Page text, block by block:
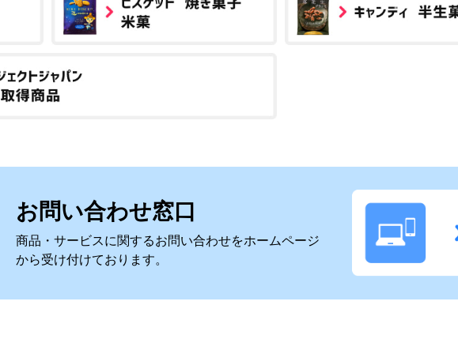
お問い合わせ窓口
商品・サービスに関するお問い合わせをホームページ
から受け付けております。